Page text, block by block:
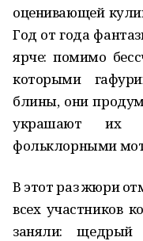
оценивающей
Год от года
ярче: помимо
которыми
блины, они
украшают их
фольклорными
В этот раз жюри
всех участников
заняли: